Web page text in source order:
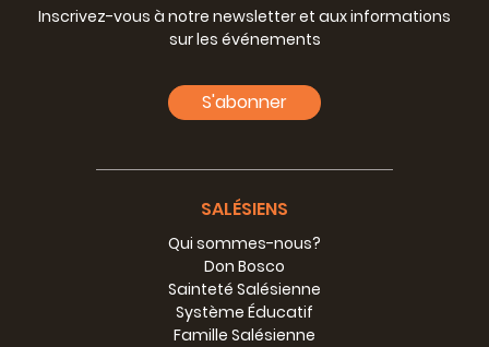
Inscrivez-vous à notre newsletter et aux informations
sur les événements
S'abonner
SALÉSIENS
Qui sommes-nous?
Don Bosco
Sainteté Salésienne
Système Éducatif
Famille Salésienne